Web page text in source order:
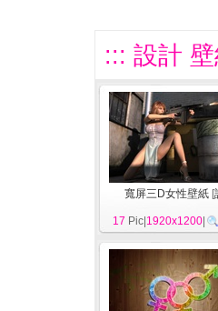
::: 設計
寬屏三D女性壁紙 [
17 Pic| 1920x1200